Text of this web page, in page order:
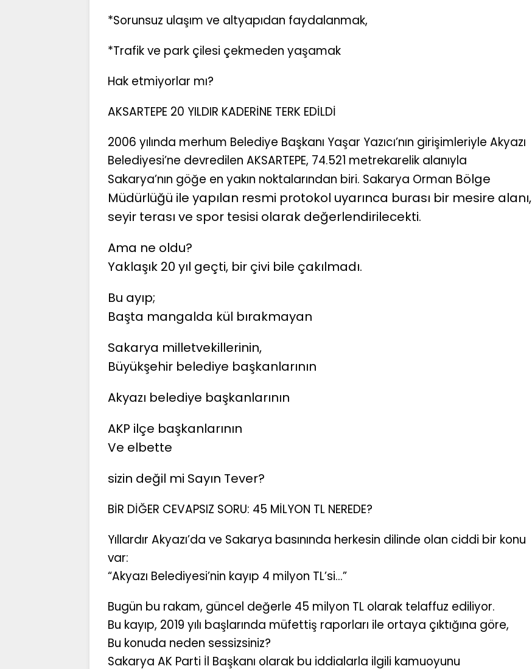
*Sorunsuz ulaşım ve altyapıdan faydalanmak,
*Trafik ve park çilesi çekmeden yaşamak
Hak etmiyorlar mı?
AKSARTEPE 20 YILDIR KADERİNE TERK EDİLDİ
2006 yılında merhum Belediye Başkanı Yaşar Yazıcı’nın girişimleriyle Akyazı
Belediyesi’ne devredilen AKSARTEPE, 74.521 metrekarelik alanıyla
Sakarya’nın göğe en yakın noktalarından biri. Sakarya Orman Bölge
Müdürlüğü ile yapılan resmi protokol uyarınca burası bir mesire alanı,
seyir terası ve spor tesisi olarak değerlendirilecekti.
Ama ne oldu?
Yaklaşık 20 yıl geçti, bir çivi bile çakılmadı.
Bu ayıp;
Başta mangalda kül bırakmayan
Sakarya milletvekillerinin,
Büyükşehir belediye başkanlarının
Akyazı belediye başkanlarının
AKP ilçe başkanlarının
Ve elbette
sizin değil mi Sayın Tever?
BİR DİĞER CEVAPSIZ SORU: 45 MİLYON TL NEREDE?
Yıllardır Akyazı’da ve Sakarya basınında herkesin dilinde olan ciddi bir konu
var:
“Akyazı Belediyesi’nin kayıp 4 milyon TL’si...”
Bugün bu rakam, güncel değerle 45 milyon TL olarak telaffuz ediliyor.
Bu kayıp, 2019 yılı başlarında müfettiş raporları ile ortaya çıktığına göre,
Bu konuda neden sessizsiniz?
Sakarya AK Parti İl Başkanı olarak bu iddialarla ilgili kamuoyunu